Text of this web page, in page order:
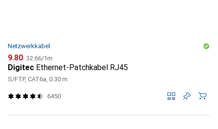
Netzwerkkabel
CHF
9.80 CHF
32.66/1m
Digitec Ethernet-Patchkabel RJ45
S/FTP, CAT6a, 0.30 m
6450